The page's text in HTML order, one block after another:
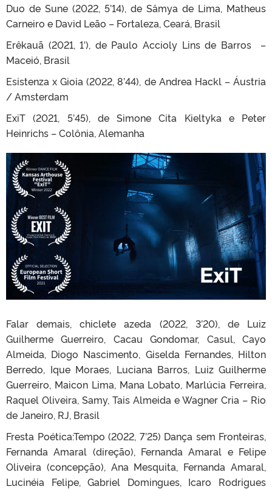
Duo de Sune (2022, 5’14), de Sâmya de Lima, Matheus
Carneiro e David Leão – Fortaleza, Ceará, Brasil
Erêkauã (2021, 1′), de Paulo Accioly Lins de Barros –
Maceió, Brasil
Esistenza x Gioia (2022, 8’44), de Andrea Hackl – Áustria
/ Amsterdam
ExiT (2021, 5’45), de Simone Cita Kieltyka e Peter
Heinrichs – Colônia, Alemanha
Falar demais, chiclete azeda (2022, 3’20), de Luiz
Guilherme Guerreiro, Cacau Gondomar, Casul, Cayo
Almeida, Diogo Nascimento, Giselda Fernandes, Hilton
Berredo, Ique Moraes, Luciana Barros, Luiz Guilherme
Guerreiro, Maicon Lima, Mana Lobato, Marlúcia Ferreira,
Raquel Oliveira, Samy, Tais Almeida e Wagner Cria – Rio
de Janeiro, RJ, Brasil
Fresta Poética:Tempo (2022, 7’25) Dança sem Fronteiras,
Fernanda Amaral (direção), Fernanda Amaral e Felipe
Oliveira (concepção), Ana Mesquita, Fernanda Amaral,
Lucinéia Felipe, Gabriel Domingues, Icaro Rodrigues